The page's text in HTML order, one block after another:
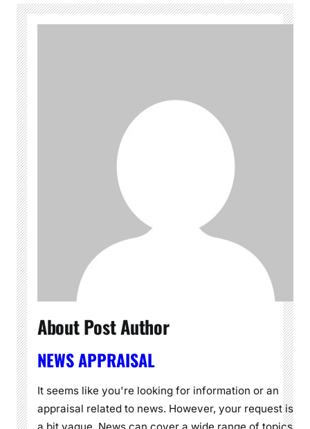
About Post Author
NEWS APPRAISAL
It seems like you're looking for information or an
appraisal related to news. However, your request is